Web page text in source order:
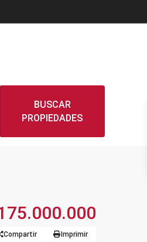
BUSCAR
PROPIEDADES
Compartir Imprimir